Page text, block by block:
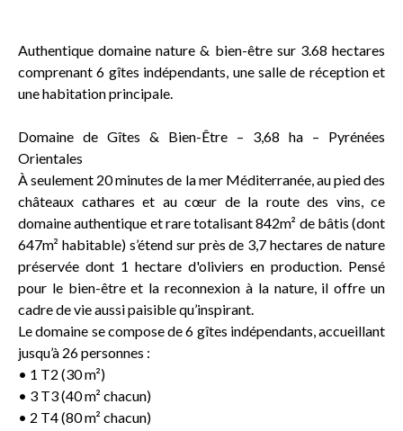
Authentique domaine nature & bien-être sur 3.68 hectares
comprenant 6 gîtes indépendants, une salle de réception et
une habitation principale.
Domaine de Gîtes & Bien-Être – 3,68 ha – Pyrénées
Orientales
À seulement 20 minutes de la mer Méditerranée, au pied des
châteaux cathares et au cœur de la route des vins, ce
domaine authentique et rare totalisant 842m² de bâtis (dont
647m² habitable) s’étend sur près de 3,7 hectares de nature
préservée dont 1 hectare d'oliviers en production. Pensé
pour le bien-être et la reconnexion à la nature, il offre un
cadre de vie aussi paisible qu’inspirant.
Le domaine se compose de 6 gîtes indépendants, accueillant
jusqu’à 26 personnes :
• 1 T2 (30 m²)
• 3 T3 (40 m² chacun)
• 2 T4 (80 m² chacun)